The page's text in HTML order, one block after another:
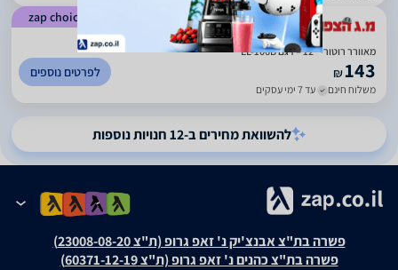
zap choice
4.56
(
52
)
מאוורר רוטורי "12 – דגם EL-106B
₪143
משלוח חינם עד 7 ימי עסקים
לפרטים נוספים
להשוואת מחירים ב-12 חנויות נוספות
פשרה בת"צ אבנצ'יק נ' זאפ גרופ (ת"צ 23008-08-20)
פשרה בת"צ כהנים נ' זאפ גרופ (ת"צ 60371-12-19)